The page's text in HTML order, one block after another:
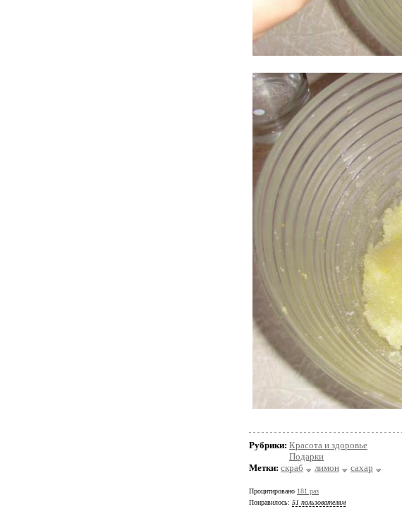
Рубрики: Красота и здоровье
Подарки
Метки: скраб лимон сахар
Процитировано 181 раз
Понравилось: 51 пользователям